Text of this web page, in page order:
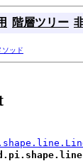
階層ツリー
ソッド